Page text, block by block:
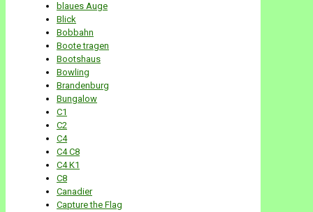
blaues Auge
Blick
Bobbahn
Boote tragen
Bootshaus
Bowling
Brandenburg
Bungalow
C1
C2
C4
C4 C8
C4 K1
C8
Canadier
Capture the Flag